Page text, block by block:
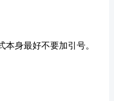
身最好不要加引号。